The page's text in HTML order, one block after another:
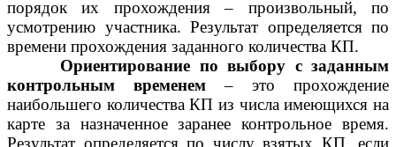
порядок их прохождения – произвольный, по
усмотрению участника. Результат определяется по
времени прохождения заданного количества КП.
Ориентирование по выбору с заданным
контрольным временем – это прохождение
наибольшего количества КП из числа имеющихся на
карте за назначенное заранее контрольное время.